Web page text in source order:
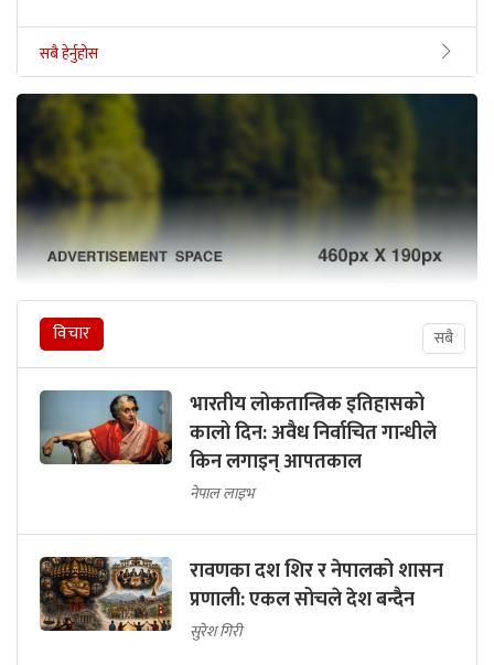
सबै हेर्नुहोस
विचार सबै
भारतीय लोकतान्त्रिक इतिहासको
कालो दिन: अवैध निर्वाचित गान्धीले
किन लगाइन् आपतकाल
नेपाल लाइभ
रावणका दश शिर र नेपालको शासन
प्रणाली: एकल सोचले देश बन्दैन
सुरेश गिरी